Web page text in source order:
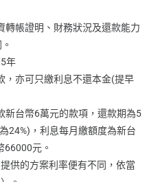
轉帳證明、財務狀況及還款能力
年
，亦可只繳利息不還本金(提早
新台幣6萬元的款項，還款期為5
24%)，利息每月繳額度為新台
66000元。
供的方案利率便有不同，依當